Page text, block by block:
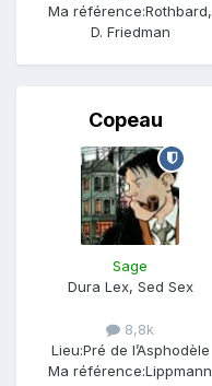
Ma référence:Rothbard,
D. Friedman
Copeau
Sage
Dura Lex, Sed Sex
8,8k
Lieu:Pré de l’Asphodèle
Ma référence:Lippmann